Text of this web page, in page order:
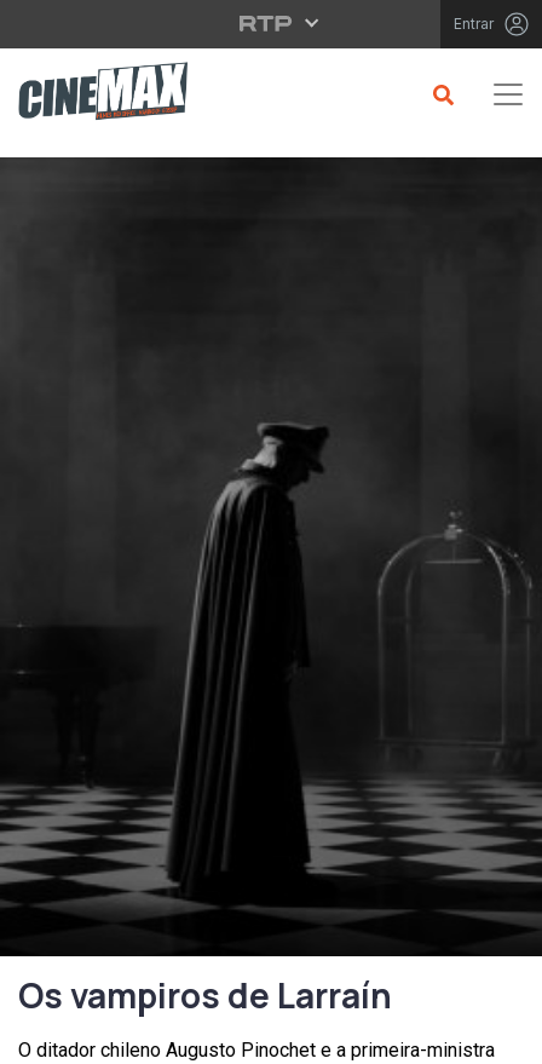
Saltar para o conteúdo principal Entrar
Os vampiros de Larraín
O ditador chileno Augusto Pinochet e a primeira-ministra